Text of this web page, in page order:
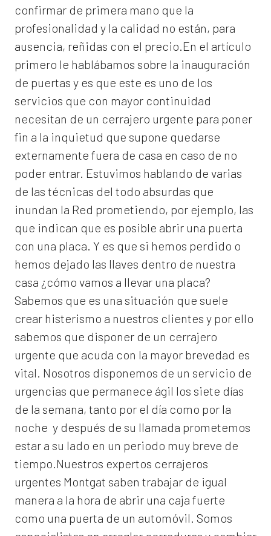
confirmar de primera mano que la
profesionalidad y la calidad no están, para
ausencia, reñidas con el precio.En el artículo
primero le hablábamos sobre la inauguración
de puertas y es que este es uno de los
servicios que con mayor continuidad
necesitan de un cerrajero urgente para poner
fin a la inquietud que supone quedarse
externamente fuera de casa en caso de no
poder entrar. Estuvimos hablando de varias
de las técnicas del todo absurdas que
inundan la Red prometiendo, por ejemplo, las
que indican que es posible abrir una puerta
con una placa. Y es que si hemos perdido o
hemos dejado las llaves dentro de nuestra
casa ¿cómo vamos a llevar una placa?
Sabemos que es una situación que suele
crear histerismo a nuestros clientes y por ello
sabemos que disponer de un cerrajero
urgente que acuda con la mayor brevedad es
vital. Nosotros disponemos de un servicio de
urgencias que permanece ágil los siete días
de la semana, tanto por el día como por la
noche y después de su llamada prometemos
estar a su lado en un periodo muy breve de
tiempo.Nuestros expertos cerrajeros
urgentes Montgat saben trabajar de igual
manera a la hora de abrir una caja fuerte
como una puerta de un automóvil. Somos